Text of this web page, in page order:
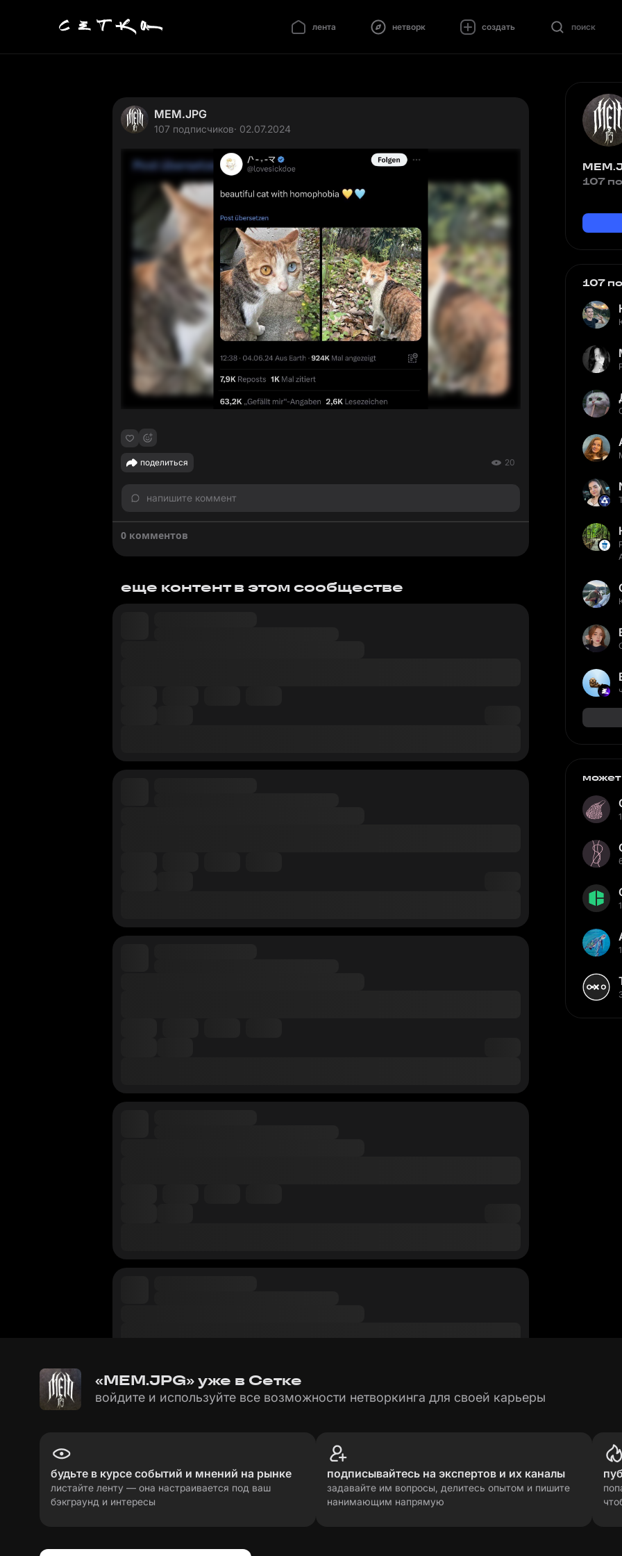
лента нетворк создать поиск
MEM.JPG
107 подписчиков· 02.07.2024
поделиться 20
напишите коммент
0 комментов
еще контент в этом сообществе
107
107
«MEM.JPG» уже в Сетке
войдите и используйте все возможности нетворкинга для своей карьеры
будьте в курсе событий и мнений на рынке
листайте ленту — она настраивается под ваш
бэкграунд и интересы
подписывайтесь на экспертов и их каналы
задавайте им вопросы, делитесь опытом и пишите
нанимающим напрямую